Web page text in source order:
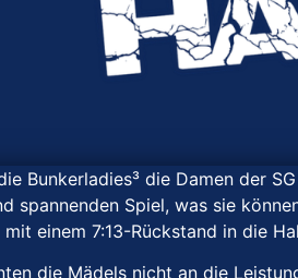
Bunkerladies³ die Damen der
spannenden Spiel, was sie
einem 7:13-Rückstand in die
die Mädels nicht an die